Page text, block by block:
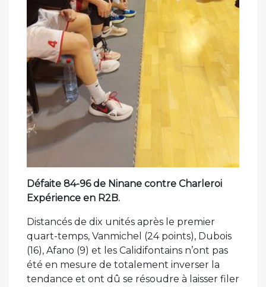
Défaite 84-96 de Ninane contre Charleroi
Expérience en R2B.
Distancés de dix unités après le premier
quart-temps, Vanmichel (24 points), Dubois
(16), Afano (9) et les Calidifontains n’ont pas
été en mesure de totalement inverser la
tendance et ont dû se résoudre à laisser filer